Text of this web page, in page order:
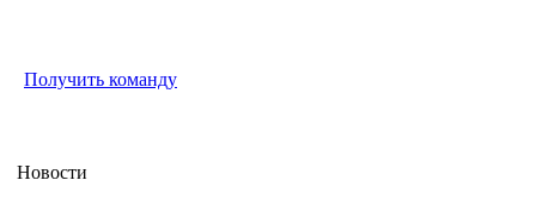
Получить команду
Новости